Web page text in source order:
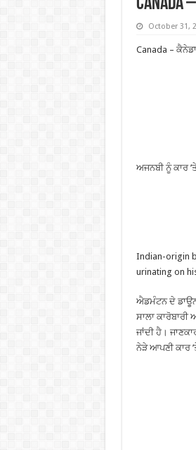
October 31,
Canada –
ਅਜਨਬੀ ਨੂੰ ਕਾਰ
Indian-origin
urinating on
ਐਡਮੰਟਨ ਦੇ
ਸਾਲਾ
ਜਾਂਦੀ ਹੈ।
ਨੇੜੇ ਆਪਣੀ ਕਾਰ